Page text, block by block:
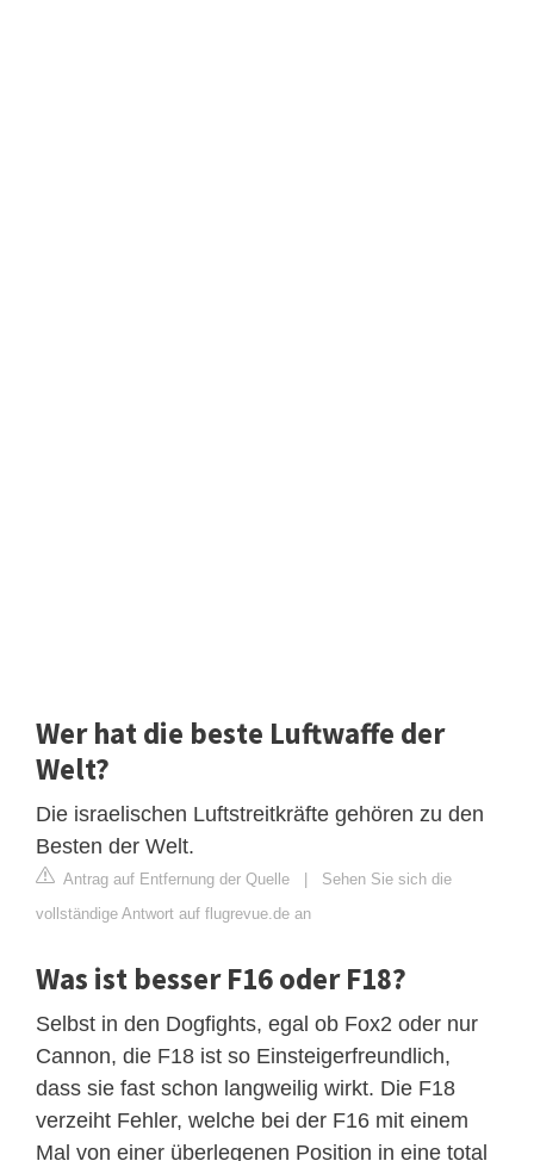
Wer hat die beste Luftwaffe der
Welt?
Die israelischen Luftstreitkräfte gehören zu den
Besten der Welt.
Antrag auf Entfernung der Quelle | Sehen Sie sich die
vollständige Antwort auf flugrevue.de an
Was ist besser F16 oder F18?
Selbst in den Dogfights, egal ob Fox2 oder nur
Cannon, die F18 ist so Einsteigerfreundlich,
dass sie fast schon langweilig wirkt. Die F18
verzeiht Fehler, welche bei der F16 mit einem
Mal von einer überlegenen Position in eine total